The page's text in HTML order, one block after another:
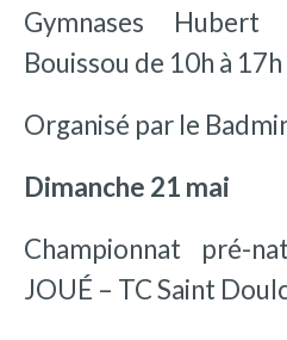
Gymnases
Bouissou de 10h à 17h
Organisé par le
Dimanche 21 mai
Championnat pré-
JOUÉ – TC Saint